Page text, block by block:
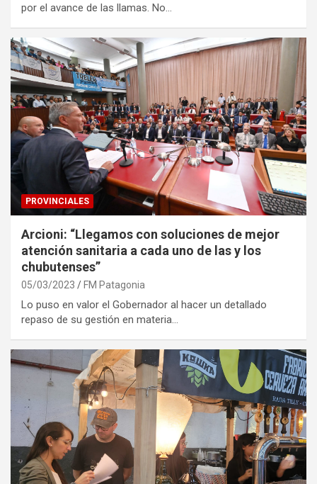
por el avance de las llamas. No…
PROVINCIALES
Arcioni: “Llegamos con soluciones de mejor
atención sanitaria a cada uno de las y los
chubutenses”
05/03/2023 FM Patagonia
Lo puso en valor el Gobernador al hacer un detallado
repaso de su gestión en materia…